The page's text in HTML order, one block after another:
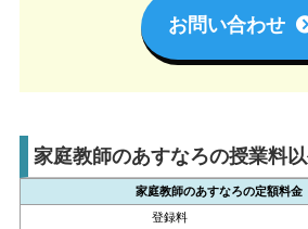
お問い合わせ
家庭教師のあすなろの授業料
家庭教師のあすなろの定額料金
登録料